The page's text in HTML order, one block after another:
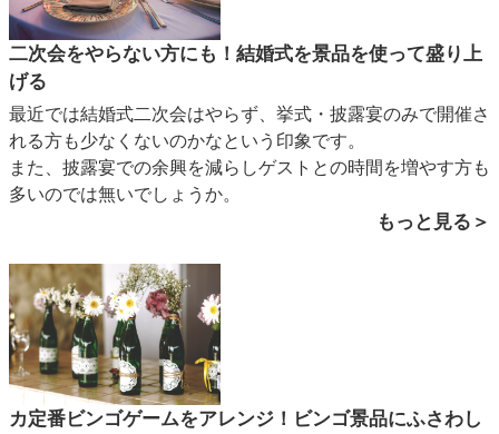
二次会をやらない方にも！結婚式を景品を使って盛り上
げる
最近では結婚式二次会はやらず、挙式・披露宴のみで開催さ
れる方も少なくないのかなという印象です。
また、披露宴での余興を減らしゲストとの時間を増やす方も
多いのでは無いでしょうか。
もっと見る＞
カ定番ビンゴゲームをアレンジ！ビンゴ景品にふさわし